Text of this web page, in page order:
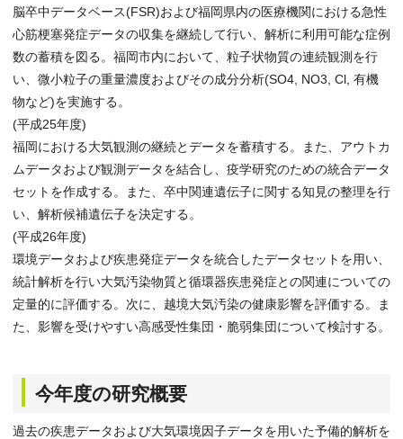
脳卒中データベース(FSR)および福岡県内の医療機関における急性
心筋梗塞発症データの収集を継続して行い、解析に利用可能な症例
数の蓄積を図る。福岡市内において、粒子状物質の連続観測を行
い、微小粒子の重量濃度およびその成分分析(SO4, NO3, Cl, 有機
物など)を実施する。
(平成25年度)
福岡における大気観測の継続とデータを蓄積する。また、アウトカ
ムデータおよび観測データを結合し、疫学研究のための統合データ
セットを作成する。また、卒中関連遺伝子に関する知見の整理を行
い、解析候補遺伝子を決定する。
(平成26年度)
環境データおよび疾患発症データを統合したデータセットを用い、
統計解析を行い大気汚染物質と循環器疾患発症との関連についての
定量的に評価する。次に、越境大気汚染の健康影響を評価する。ま
た、影響を受けやすい高感受性集団・脆弱集団について検討する。
今年度の研究概要
過去の疾患データおよび大気環境因子データを用いた予備的解析を